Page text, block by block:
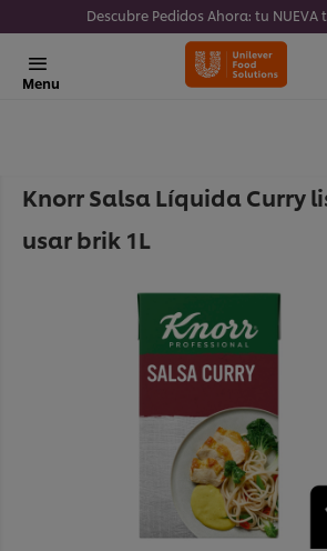
Descubre Pedidos Ahora: tu
Menu
Knorr Salsa Líquida Curry
usar brik 1L